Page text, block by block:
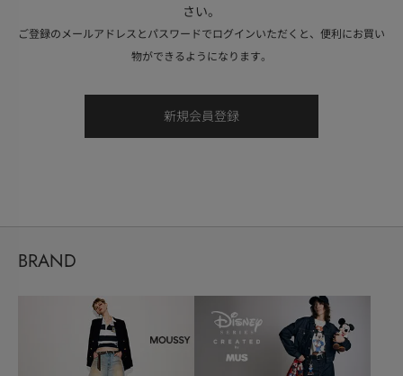
さい。
ご登録のメールアドレスとパスワードでログインいただくと、便利にお買い
物ができるようになります。
BRAND